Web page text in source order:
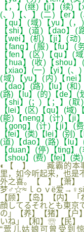
【，】(继)【ji】(续)
(、)【、】(二)【er】
【qu】(域)【yu】(
【shi】(道)【dao】
【wei】(机)【ji】(动
【fang】(服)【fu】(
【fen】(区)【qu】(
【hua】(收)【shou
【xiao】(一)【yi】(、
(域)【yu】(内)【nei
【dao】(路)【lu】(和
(路)【lu】(的)【de】(
【shi】(；)【；】(
【lei】(区)【qu】(域)
(能)【neng】(计)【ji
【gong】(计)【ji】(
【fei】(类)【lei】(别)
(道)【dao】(路)【lu
【duan】(停)【ting
【shou】(费)【fei】(
◐【 】 臧霸的本事
里，如今听起来，也是
外之喜。【 】【萧
梦♂☆≈ｌｏｖё爱
【顾】【岛】【内】
顔してるそれとも東京
の」【养】【猪】【
いね」【和】☏【民
“莺儿姑娘可曾受到